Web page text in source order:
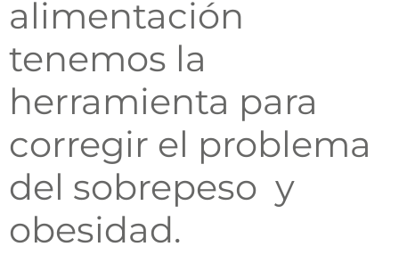
alimentación
tenemos la
herramienta para
corregir el problema
del sobrepeso y
obesidad.